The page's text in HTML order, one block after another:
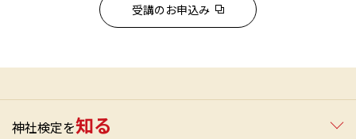
受講のお申込み
神社検定を知る